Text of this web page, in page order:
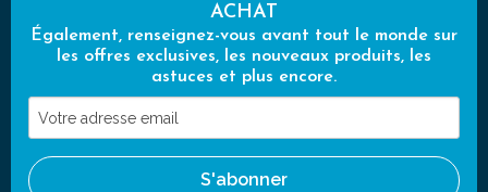
ACHAT
Également, renseignez-vous avant tout le monde sur
les offres exclusives, les nouveaux produits, les
astuces et plus encore.
Votre
adresse
email
S'abonner